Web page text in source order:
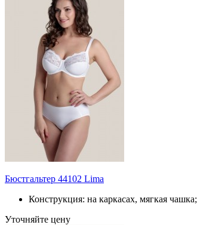
Бюстгальтер 44102 Lima
Конструкция: на каркасах, мягкая чашка;
Уточняйте цену